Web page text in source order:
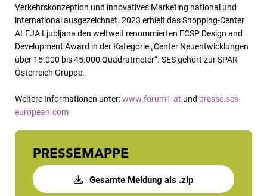
Verkehrskonzeption und innovatives Marketing national und
international ausgezeichnet. 2023 erhielt das Shopping-Center
ALEJA Ljubljana den weltweit renommierten ECSP Design and
Development Award in der Kategorie „Center Neuentwicklungen
über 15.000 bis 45.000 Quadratmeter“. SES gehört zur SPAR
Österreich Gruppe.
Weitere Informationen unter:www.forum1.at und presse.ses-
european.com
PRESSEMAPPE
Gesamte Meldung als .zip